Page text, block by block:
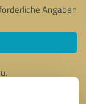
Angaben